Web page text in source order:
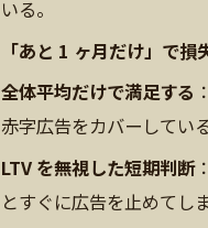
いる。
「あと 1 ヶ月だけ」で損
全体平均だけで満足する
赤字広告をカバーしてい
LTV を無視した短期判断
とすぐに広告を止めてしま